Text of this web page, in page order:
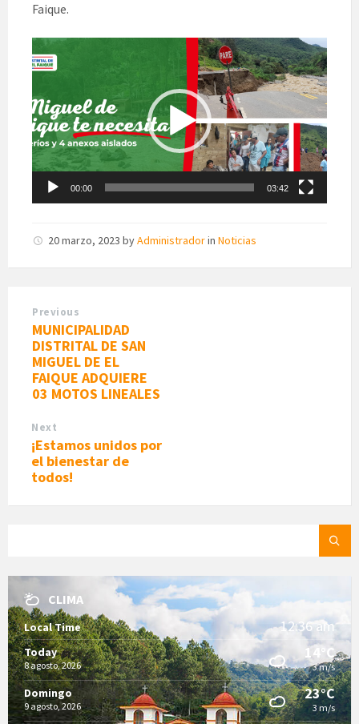
Faique.
Reproductor
de
vídeo
00:00 03:42
20 marzo, 2023 byAdministradorin Noticias
Previous
MUNICIPALIDAD
DISTRITAL DE SAN
MIGUEL DE EL
FAIQUE ADQUIERE
03 MOTOS LINEALES
Next
¡Estamos unidos por
el bienestar de
todos!
CLIMA
Local Time 12:36 am
Today
8 agosto, 2026
14°C
3 m/s
Domingo
9 agosto, 2026
23°C
3 m/s